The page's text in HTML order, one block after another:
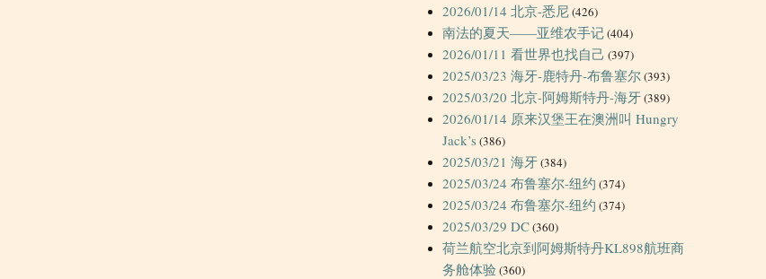
2026/01/14 北京-悉尼(426)
南法的夏天——亚维农手记(404)
2026/01/11 看世界也找自己 (397)
2025/03/23 海牙-鹿特丹-布鲁塞尔(393)
2025/03/20 北京-阿姆斯特丹-海牙(389)
2026/01/14 原来汉堡王在澳洲叫 Hungry
Jack’s (386)
2025/03/21 海牙(384)
2025/03/24 布鲁塞尔-纽约 (374)
2025/03/24 布鲁塞尔-纽约 (374)
2025/03/29 DC(360)
荷兰航空北京到阿姆斯特丹KL898航班商
务舱体验 (360)